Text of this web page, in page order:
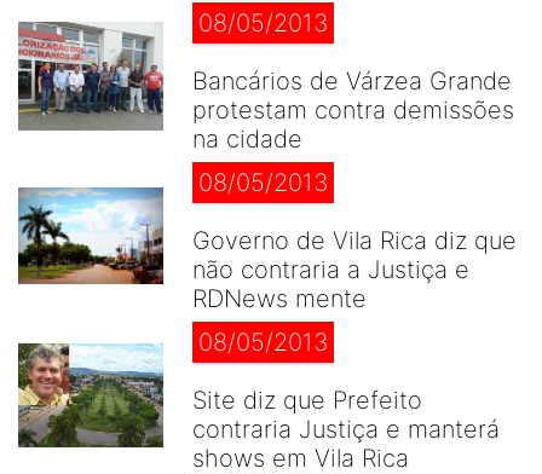
08/05/2013
Bancários de Várzea Grande
protestam contra demissões
na cidade
08/05/2013
Governo de Vila Rica diz que
não contraria a Justiça e
RDNews mente
08/05/2013
Site diz que Prefeito
contraria Justiça e manterá
shows em Vila Rica